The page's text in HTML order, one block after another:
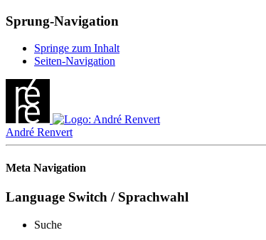
Sprung-Navigation
Springe zum Inhalt
Seiten-Navigation
André Renvert
Meta Navigation
Language Switch / Sprachwahl
Suche